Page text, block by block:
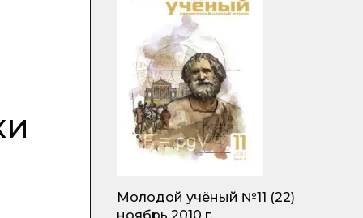
Молодой учёный №11 (22)